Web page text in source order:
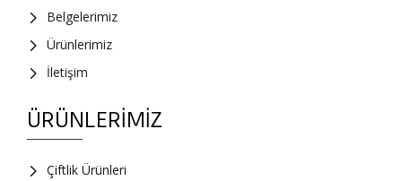
Belgelerimiz
Ürünlerimiz
İletişim
ÜRÜNLERIMIZ
Çiftlik Ürünleri